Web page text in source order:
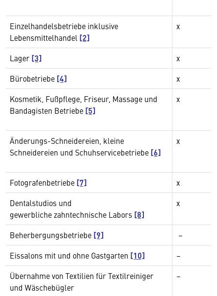
Einzelhandelsbetriebe inklusive
Lebensmittelhandel [2]
x
Lager [3]
x
Bürobetriebe [4]
x
Kosmetik, Fußpflege, Friseur, Massage und
Bandagisten Betriebe [5]
x
Änderungs-Schneidereien, kleine
Schneidereien und Schuhservicebetriebe [6]
x
Fotografenbetriebe [7]
x
Dentalstudios und
gewerbliche zahntechnische Labors [8]
x
Beherbergungsbetriebe [9]
–
Eissalons mit und ohne Gastgarten [10]
–
Übernahme von Textilien für Textilreiniger
und Wäschebügler
–